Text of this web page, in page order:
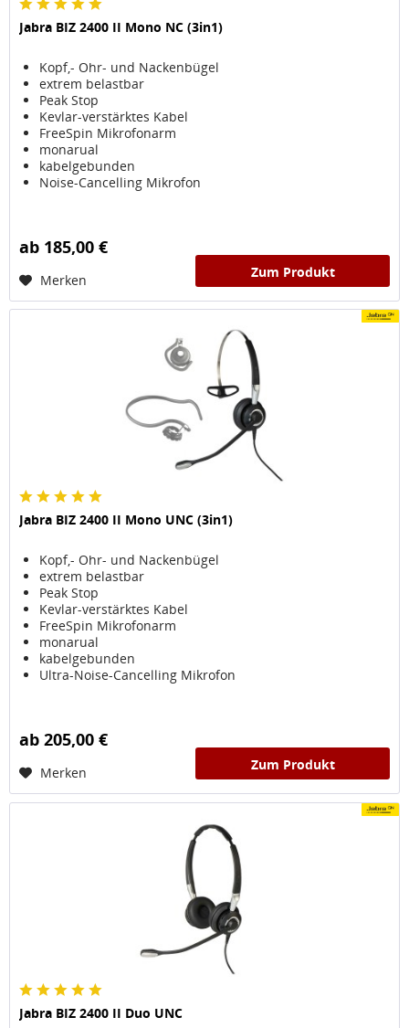
Jabra BIZ 2400 II Mono NC (3in1)
Kopf,- Ohr- und Nackenbügel
extrem belastbar
Peak Stop
Kevlar-verstärktes Kabel
FreeSpin Mikrofonarm
monarual
kabelgebunden
Noise-Cancelling Mikrofon
ab 185,00 €
Merken Zum Produkt
Jabra BIZ 2400 II Mono UNC (3in1)
Kopf,- Ohr- und Nackenbügel
extrem belastbar
Peak Stop
Kevlar-verstärktes Kabel
FreeSpin Mikrofonarm
monarual
kabelgebunden
Ultra-Noise-Cancelling Mikrofon
ab 205,00 €
Merken Zum Produkt
Jabra BIZ 2400 II Duo UNC